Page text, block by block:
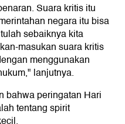
Suara kritis itu
negara itu bisa
sebaiknya kita
masukan suara kritis
menggunakan
lanjutnya.
bahwa peringatan Hari
tentang spirit